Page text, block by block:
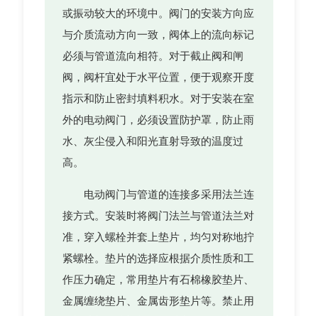
或振动较大的环境中。阀门的安装方向应
与介质流动方向一致，阀体上的流向标记
必须与管道流向相符。对于截止阀和闸
阀，阀杆宜处于水平位置，便于观察开度
指示和防止密封填料积水。对于安装在室
外的电动阀门，必须设置防护罩，防止雨
水、灰尘侵入和阳光直射导致的温度过
高。
电动阀门与管道的连接多采用法兰连
接方式。安装时将阀门法兰与管道法兰对
准，穿入螺栓并套上垫片，均匀对称地拧
紧螺栓。垫片的选择应根据介质性质和工
作压力确定，常用垫片有石棉橡胶垫片、
金属缠绕垫片、金属齿形垫片等。禁止用